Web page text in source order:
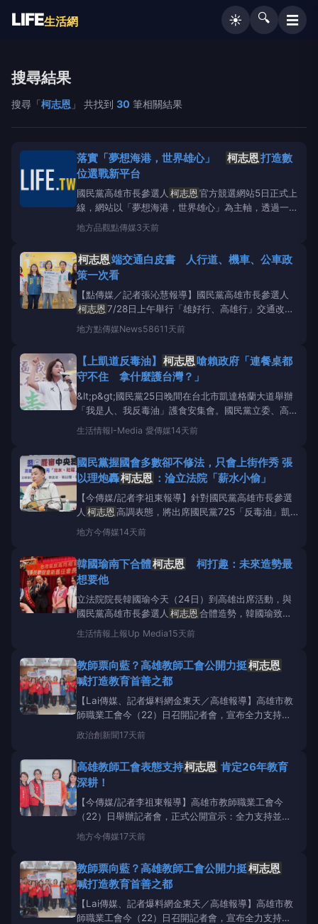
LIFE生活網 ☀️ 🔍 ☰
搜尋結果
搜尋「柯志恩 」 共找到 30 筆相關結果
落實「夢想海港，世界雄心」 柯志恩打造數
位選戰新平台
國民黨高雄市長參選人 柯志恩 官方競選網站5日正式上
線，網站以「夢想海港，世界雄心」為主軸，透過一站
式數位平台，一次整合「認識志恩」、「政策主張」、
「新聞影音」、「闢謠專區」與「最新行程」等豐富資
檻，讓跨世代的市民朋友都能輕鬆理解政策，也讓更多
人看見
地方品觀點傳媒3天前
柯志恩端交通白皮書 人行道、機車、公車政
策一次看
【點傳媒／記者張沁慧報導】國民黨高雄市長參選人
柯志恩 7/28日上午舉行「雄好行、高雄行」交通改革
政見記者會，正式公布交通改革願景，提出涵蓋人本交
通、機車友善、智慧交通及綠色運輸四大政策方向，並
促進會副理事長陳翔庭、交通網紅「Owl
地方點傳媒News58611天前
【上凱道反毒油】 柯志恩嗆賴政府「連餐桌都
守不住 拿什麼護台灣？」
&lt;p&gt;國民黨25日晚間在台北市凱達格蘭大道舉辦
「我是人、我反毒油」護食安集會。國民黨立委、高雄
市長參選人
柯志恩 率領支持者北上響應，並在活動中
將矛頭指向賴政府，質疑政府面對中聯油脂毒油事件處
住，拿什麼保護台灣？」呼籲政府徹查事件真相、追究
相關責
生活情報I-Media 愛傳媒14天前
國民黨握國會多數卻不修法，只會上街作秀 張
以理炮轟柯志恩 ：淪立法院「薪水小偷」
【今傳媒/記者李祖東報導】針對國民黨高雄市長參選
人 柯志恩 高調表態，將出席國民黨725「反毒油」凱
道集會一事。左楠區市議員候選人張以理今（23）強
烈質疑， 柯志恩
行政治操作，根本是兩面手法、本末倒置。張以理表
示，號召群眾
地方今傳媒14天前
韓國瑜南下合體柯志恩
柯打趣：未來造勢最
想要他
立法院院長韓國瑜今天（24日）到高雄出席活動，與
國民黨高雄市長參選人 柯志恩 合體造勢，韓國瑜致詞
時祝福
柯志恩 「心想事成」，
是未來造勢活動最歡迎的人選。
長聯誼會總會長交接。韓國瑜致詞說，台灣社會是一個
「五同」社
生活情報 上報Up Media15天前
教師票向藍？高雄教師工會公開力挺柯志恩
喊打造教育首善之都
【Lai傳媒、記者爆料網金東天／高雄報導】高雄市教
師職業工會今（22）日召開記者會，宣布全力支持並
一致推薦國民黨立委
會表示，
柯志恩
因此獲得工會一致支持。 ▲柯志恩 出席高雄市教師職
業工會
政治創新聞 17天前
高雄教師工會表態支持柯志恩 肯定26年教育
深耕！
【今傳媒/記者李祖東報導】高雄市教師職業工會今
（22）日舉辦記者會，正式公開宣示：全力支持並一
致推薦
柯志恩成為下一任高雄市長！工會強調，
恩
委員深耕教育界長達26年，她的教育專業背景是其
出完整扎實的教育政見藍圖，其用心深深打動第一線廣
大教師
地方今傳媒17天前
教師票向藍？高雄教師工會公開力挺柯志恩
喊打造教育首善之都
【Lai傳媒、記者爆料網金東天／高雄報導】高雄市教
師職業工會今（22）日召開記者會，宣布全力支持並